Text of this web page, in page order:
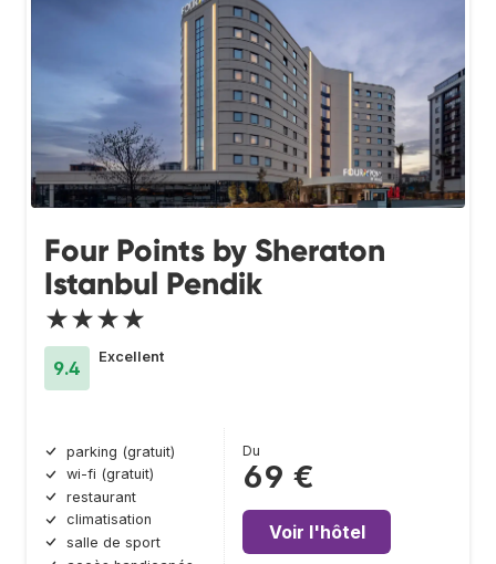
Four Points by Sheraton
Istanbul Pendik
★★★★
9.4
Excellent
parking (gratuit)
wi-fi (gratuit)
restaurant
climatisation
salle de sport
Du
69 €
Voir l'hôtel